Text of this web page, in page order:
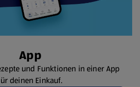
App
und Funktionen in einer App
deinen Einkauf.